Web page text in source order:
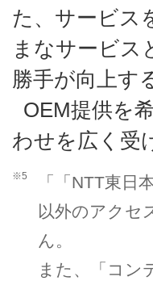
た、サービス
まなサービス
勝手が向上す
OEM提供を
わせを広く受
※5
「「NTT東
以外のアクセ
ん。
また、「コン